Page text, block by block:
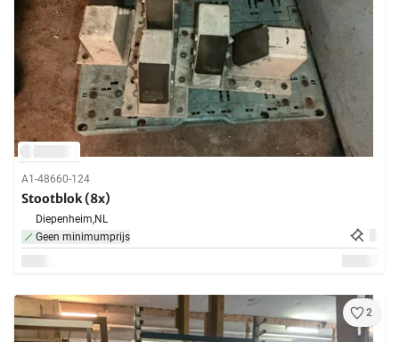
A1-48660-124
Stootblok (8x)
Diepenheim,NL
Geen minimumprijs
2